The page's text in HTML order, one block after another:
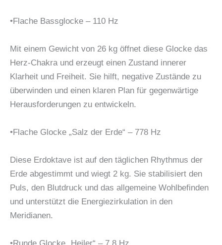
•Flache Bassglocke – 110 Hz
Mit einem Gewicht von 26 kg öffnet diese Glocke das
Herz-Chakra und erzeugt einen Zustand innerer
Klarheit und Freiheit. Sie hilft, negative Zustände zu
überwinden und einen klaren Plan für gegenwärtige
Herausforderungen zu entwickeln.
•Flache Glocke „Salz der Erde“ – 778 Hz
Diese Erdoktave ist auf den täglichen Rhythmus der
Erde abgestimmt und wiegt 2 kg. Sie stabilisiert den
Puls, den Blutdruck und das allgemeine Wohlbefinden
und unterstützt die Energiezirkulation in den
Meridianen.
•Runde Glocke „Heiler“ – 7,8 Hz